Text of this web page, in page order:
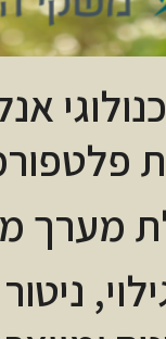
מערך